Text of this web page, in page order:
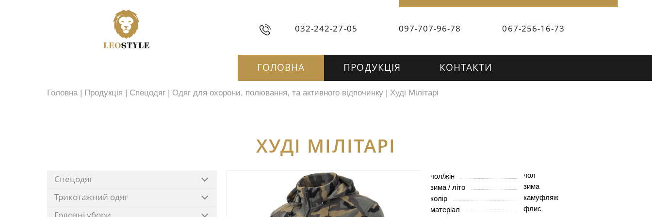
032-242-27-05 097-707-96-78 067-256-16-73
ГОЛОВНА ПРОДУКЦІЯ КОНТАКТИ
Головна| Продукція | Спецодяг | Одяг для охорони, полювання, та активного відпочинку | Худі Мілітарі
ХУДІ МІЛІТАРІ
Спецодяг
Трикотажний одяг
чол/жін
чол
зима / літо
зима
колір
камуфляж
матеріал
флис